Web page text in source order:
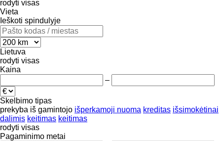
rodyti visas
Vieta
Ieškoti spindulyje
Lietuva
rodyti visas
Kaina
–
Skelbimo tipas
prekyba iš gamintojo išperkamoji nuoma kreditas išsimokėtinai
dalimis keitimas keitimas
rodyti visas
Pagaminimo metai